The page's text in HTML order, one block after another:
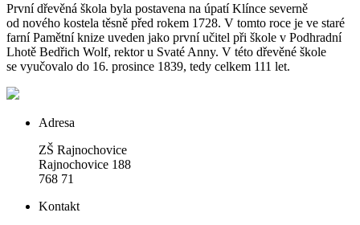
První dřevěná škola byla postavena na úpatí Klínce severně
od nového kostela těsně před rokem 1728. V tomto roce je ve staré
farní Pamětní knize uveden jako první učitel při škole v Podhradní
Lhotě Bedřich Wolf, rektor u Svaté Anny. V této dřevěné škole
se vyučovalo do 16. prosince 1839, tedy celkem 111 let.
Adresa
ZŠ Rajnochovice
Rajnochovice 188
768 71
Kontakt